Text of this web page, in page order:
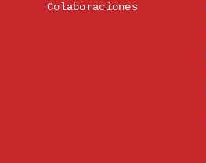
Colaboraciones